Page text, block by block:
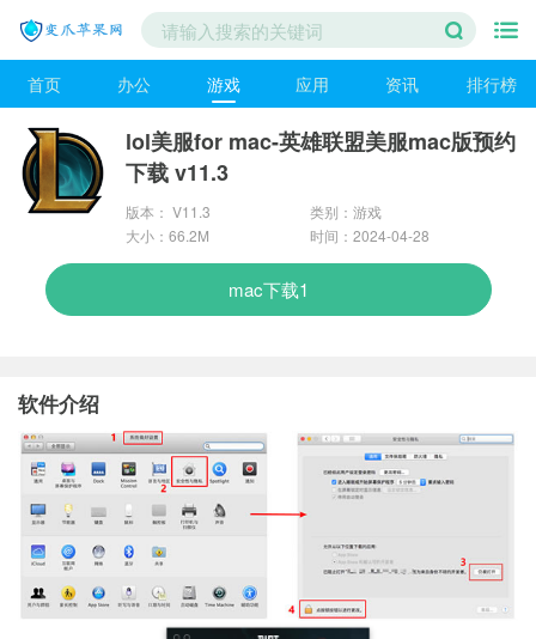
首页 办公 游戏 应用 资讯 排行榜
lol美服for mac-英雄联盟美服mac版预约
下载 v11.3
版本： V11.3
类别：游戏
大小：66.2M
时间：2024-04-28
mac下载1
软件介绍